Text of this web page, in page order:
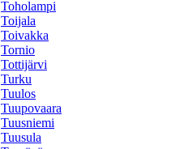
Toholampi
Toijala
Toivakka
Tornio
Tottijärvi
Turku
Tuulos
Tuupovaara
Tuusniemi
Tuusula